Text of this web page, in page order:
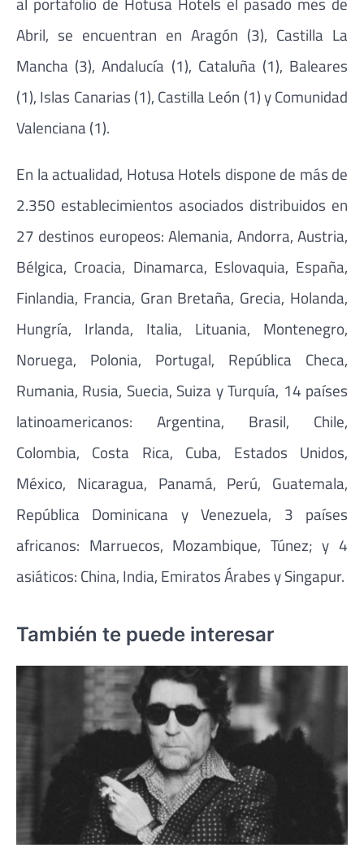
Abril, se encuentran en Aragón (3), Castilla La
Mancha (3), Andalucía (1), Cataluña (1), Baleares
(1), Islas Canarias (1), Castilla León (1) y Comunidad
Valenciana (1).
En la actualidad, Hotusa Hotels dispone de más de
2.350 establecimientos asociados distribuidos en
27 destinos europeos: Alemania, Andorra, Austria,
Bélgica, Croacia, Dinamarca, Eslovaquia, España,
Finlandia, Francia, Gran Bretaña, Grecia, Holanda,
Hungría, Irlanda, Italia, Lituania, Montenegro,
Noruega, Polonia, Portugal, República Checa,
Rumania, Rusia, Suecia, Suiza y Turquía, 14 países
latinoamericanos: Argentina, Brasil, Chile,
Colombia, Costa Rica, Cuba, Estados Unidos,
México, Nicaragua, Panamá, Perú, Guatemala,
República Dominicana y Venezuela, 3 países
africanos: Marruecos, Mozambique, Túnez; y 4
asiáticos: China, India, Emiratos Árabes y Singapur.
También te puede interesar